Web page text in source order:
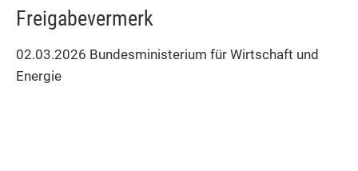
Freigabevermerk
02.03.2026 Bundesministerium für Wirtschaft und
Energie